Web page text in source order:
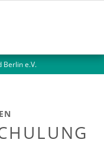
Berlin e.V.